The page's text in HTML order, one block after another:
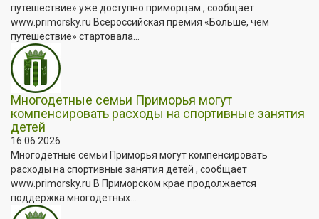
путешествие» уже доступно приморцам , сообщает
www.primorsky.ru Всероссийская премия «Больше, чем
путешествие» стартовала...
Многодетные семьи Приморья могут
компенсировать расходы на спортивные занятия
детей
16.06.2026
Многодетные семьи Приморья могут компенсировать
расходы на спортивные занятия детей , сообщает
www.primorsky.ru В Приморском крае продолжается
поддержка многодетных...